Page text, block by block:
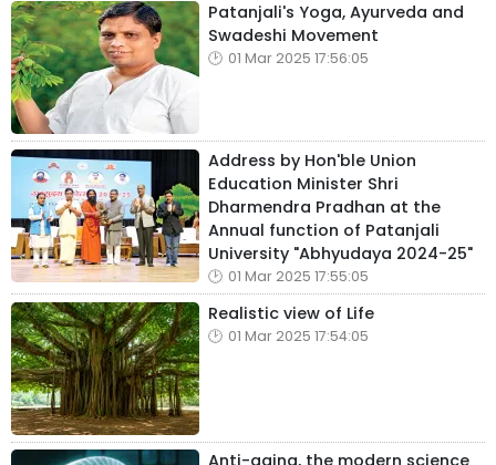
Patanjali's Yoga, Ayurveda and
Swadeshi Movement
01 Mar 2025 17:56:05
Address by Hon'ble Union
Education Minister Shri
Dharmendra Pradhan at the
Annual function of Patanjali
University "Abhyudaya 2024-25"
01 Mar 2025 17:55:05
Realistic view of Life
01 Mar 2025 17:54:05